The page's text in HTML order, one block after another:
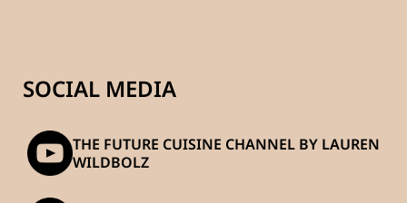
SOCIAL MEDIA
THE FUTURE CUISINE CHANNEL BY LAUREN
WILDBOLZ